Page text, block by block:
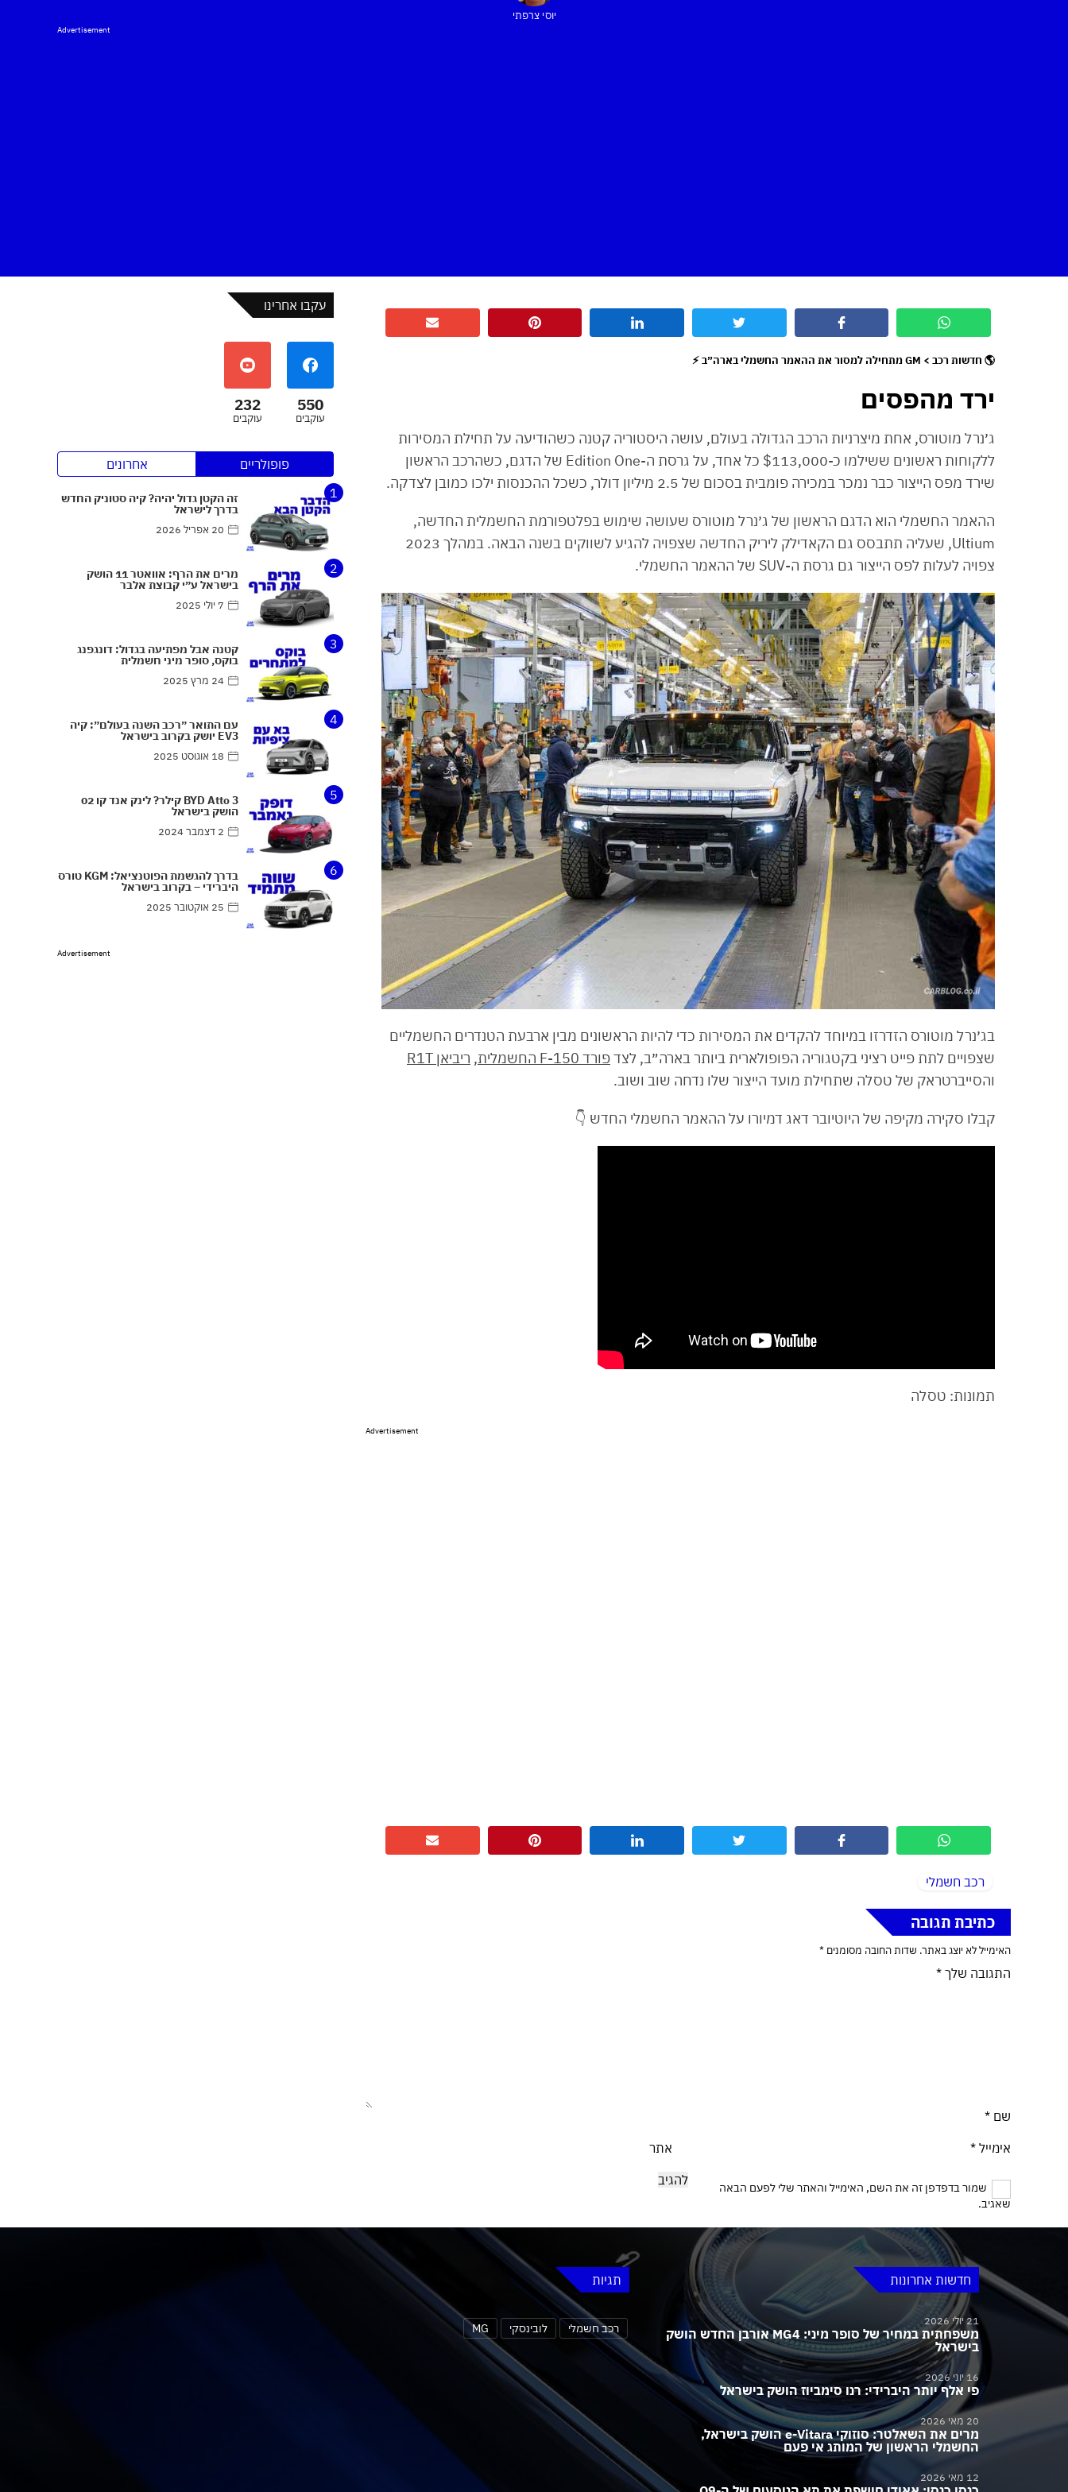
יוסי צרפתי
Advertisement
🌎 חדשות רכב > GM מתחילה למסור את ההאמר החשמלי בארה״ב ⚡
ירד מהפסים
ג׳נרל מוטורס, אחת מיצרניות הרכב הגדולה בעולם, עושה היסטוריה קטנה כשהודיעה על תחילת המסירות
ללקוחות ראשונים ששילמו כ-$113,000 כל אחד, על גרסת ה-Edition One של הדגם, כשהרכב הראשון
שירד מפס הייצור כבר נמכר במכירה פומבית בסכום של 2.5 מיליון דולר, כשכל ההכנסות ילכו כמובן לצדקה.
ההאמר החשמלי הוא הדגם הראשון של ג׳נרל מוטורס שעושה שימוש בפלטפורמת החשמלית החדשה,
Ultium, שעליה תתבסס גם הקאדילק ליריק החדשה שצפויה להגיע לשווקים בשנה הבאה. במהלך 2023
צפויה לעלות לפס הייצור גם גרסת ה-SUV של ההאמר החשמלי.
בג׳נרל מוטורס הזדרזו במיוחד להקדים את המסירות כדי להיות הראשונים מבין ארבעת הטנדרים החשמליים
שצפויים לתת פייט רציני בקטגוריה הפופולארית ביותר בארה״ב, לצדפורד F-150 החשמלית , ריביאן R1T
והסייברטראק של טסלה שתחילת מועד הייצור שלו נדחה שוב ושוב.
קבלו סקירה מקיפה של היוטיובר דאג דמיורו על ההאמר החשמלי החדש 👇
תמונות: טסלה
Advertisement
רכב חשמלי
כתיבת תגובה
האימייל לא יוצג באתר. שדות החובה מסומנים *
התגובה שלך *
שם *
אימייל * אתר
שמור בדפדפן זה את השם, האימייל והאתר שלי לפעם הבאה
שאגיב.
עקבו אחרינו
550
עוקבים
232
עוקבים
פופולריים
אחרונים
1
זה הקטן גדול יהיה? קיה סטוניק החדש
בדרך לישראל
20 אפריל 2026
2 מרים את הרף: אוואטר 11 הושק
בישראל ע״י קבוצת אלבר
7 יולי 2025
3 קטנה אבל מפתיעה בגדול: דונגפנג
בוקס, סופר מיני חשמלית
24 מרץ 2025
4 עם התואר ״רכב השנה בעולם״: קיה
EV3 יושק בקרוב בישראל
18 אוגוסט 2025
5 BYD Atto 3 קילר? לינק אנד קו 02
הושק בישראל
2 דצמבר 2024
6 בדרך להגשמת הפוטנציאל: KGM טורס
היברידי – בקרוב בישראל
25 אוקטובר 2025
Advertisement
חדשות אחרונות
21 יולי 2026
משפחתית במחיר של סופר מיני: MG4 אורבן החדש הושק
בישראל
16 יוני 2026
פי אלף יותר היברידי: רנו סימביוז הושק בישראל
20 מאי 2026
מרים את השאלטר: סוזוקי e-Vitara הושק בישראל,
החשמלי הראשון של המותג אי פעם
12 מאי 2026
תגיות
רכב חשמלי לובינסקי MG